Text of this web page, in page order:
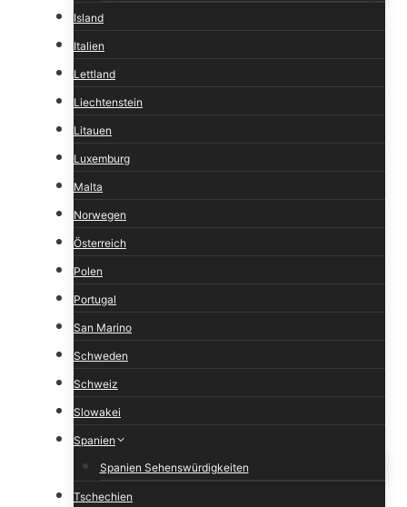
Island
Italien
Lettland
Liechtenstein
Litauen
Luxemburg
Malta
Norwegen
Österreich
Polen
Portugal
San Marino
Schweden
Schweiz
Slowakei
Spanien
Spanien Sehenswürdigkeiten
Tschechien